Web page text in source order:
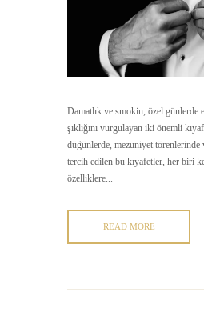
Damatlık ve smokin, özel günlerde
şıklığını vurgulayan iki önemli
düğünlerde, mezuniyet törenlerinde
tercih edilen bu kıyafetler, her biri
özelliklere...
READ MORE